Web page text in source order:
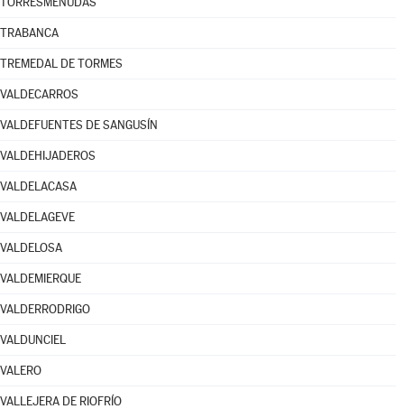
TRABANCA
TREMEDAL DE TORMES
VALDECARROS
VALDEFUENTES DE SANGUSÍN
VALDEHIJADEROS
VALDELACASA
VALDELAGEVE
VALDELOSA
VALDEMIERQUE
VALDERRODRIGO
VALDUNCIEL
VALERO
VALLEJERA DE RIOFRÍO